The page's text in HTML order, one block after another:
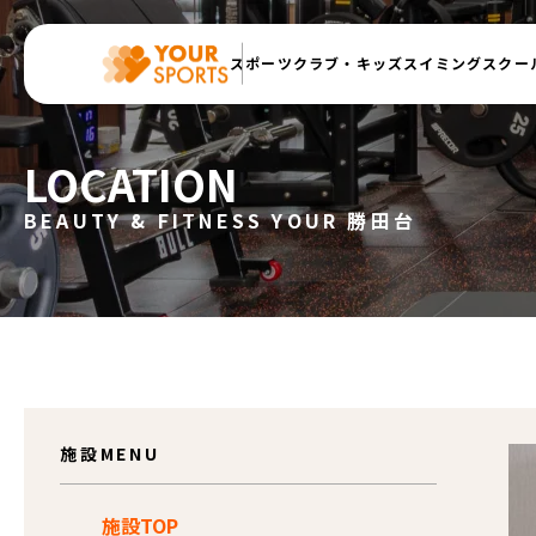
スポーツクラブ・ キッズスイミングスクー
LOCATION
BEAUTY & FITNESS YOUR 勝田台
施設MENU
施設TOP